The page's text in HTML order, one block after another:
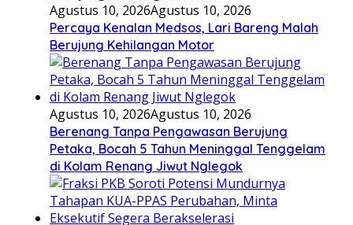
Agustus 10, 2026Agustus 10, 2026
Percaya Kenalan Medsos, Lari Bareng Malah
Berujung Kehilangan Motor
Agustus 10, 2026Agustus 10, 2026
Berenang Tanpa Pengawasan Berujung
Petaka, Bocah 5 Tahun Meninggal Tenggelam
di Kolam Renang Jiwut Nglegok